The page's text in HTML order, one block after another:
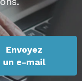
Envoyez
un e-mail